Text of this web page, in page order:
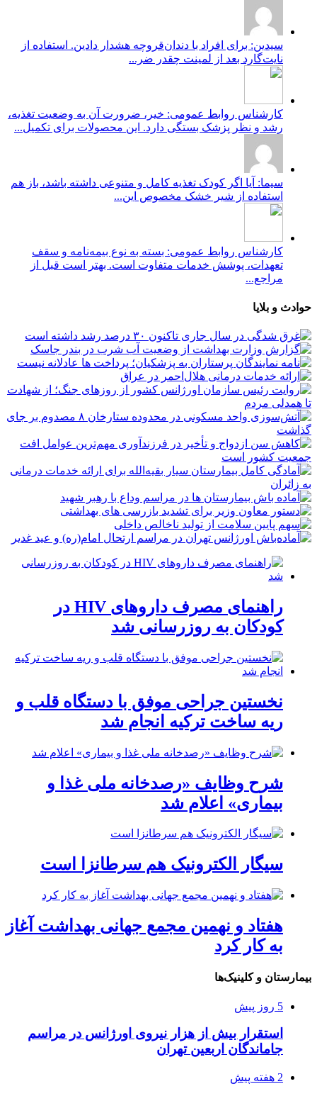
سیدین: برای افراد با دندان‌قروچه هشدار دادین. استفاده از
نایت‌گارد بعد از لمینت چقدر ضر...
کارشناس روابط عمومی: خیر، ضرورت آن به وضعیت تغذیه،
رشد و نظر پزشک بستگی دارد. این محصولات برای تکمیل...
سیما: آیا اگر کودک تغذیه کامل و متنوعی داشته باشد، باز هم
استفاده از شیر خشک مخصوص این...
کارشناس روابط عمومی: بسته به نوع بیمه‌نامه و سقف
تعهدات، پوشش خدمات متفاوت است. بهتر است قبل از
مراجع...
حوادث و بلایا
راهنمای مصرف داروهای HIV در
کودکان به روزرسانی شد
نخستین جراحی موفق با دستگاه قلب و
ریه ساخت ترکیه انجام شد
شرح وظایف «رصدخانه ملی غذا و
بیماری» اعلام شد
سیگار الکترونیک هم سرطانزا است
هفتاد و نهمین مجمع جهانی بهداشت آغاز
به کار کرد
بیمارستان و کلینیک‌ها
5 روز پیش
استقرار بیش از هزار نیروی اورژانس در مراسم
جاماندگان اربعین تهران
2 هفته پیش